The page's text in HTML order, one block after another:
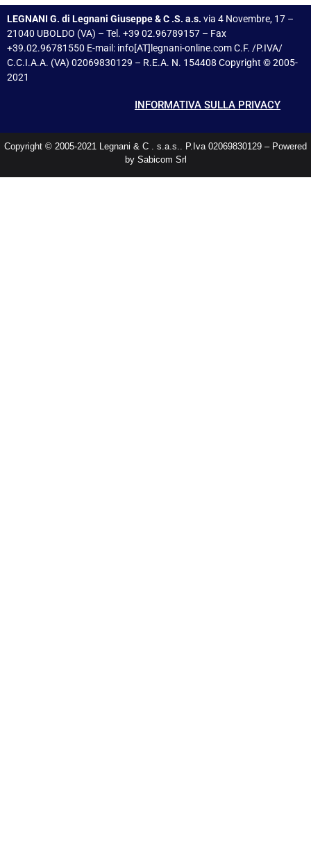
LEGNANI G. di Legnani Giuseppe & C .S. a.s. via 4 Novembre, 17 –
21040 UBOLDO (VA) – Tel. +39 02.96789157 – Fax
+39.02.96781550 E-mail: info[AT]legnani-online.com C.F. /P.IVA/
C.C.I.A.A. (VA) 02069830129 – R.E.A. N. 154408 Copyright © 2005-
2021
INFORMATIVA SULLA PRIVACY
Copyright © 2005-2021 Legnani & C . s.a.s.. P.Iva 02069830129 – Powered
by Sabicom Srl